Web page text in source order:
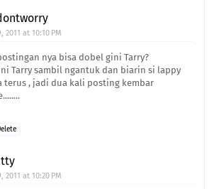
2011 at 10:10 PM
nya bisa dobel gini Tarry?
Tarry sambil ngantuk dan biarin si lappy
terus , jadi dua kali posting kembar
2011 at 10:20 PM